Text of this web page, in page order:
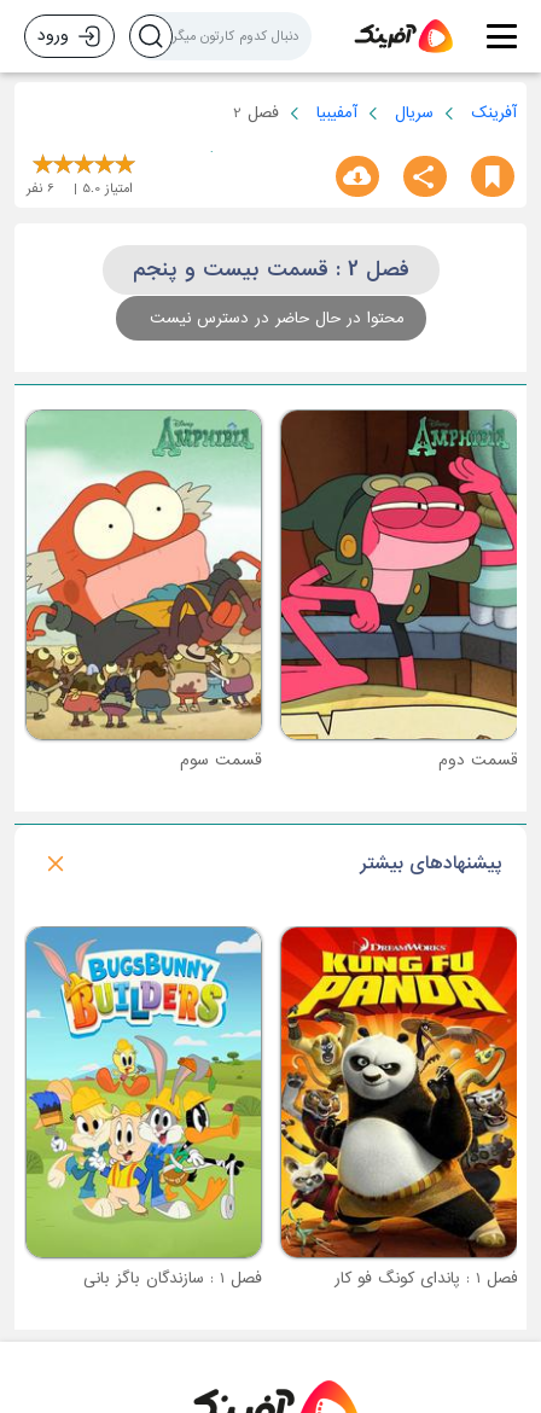
ورود
آفرینک سریال آمفیبیا فصل 2
امتیاز 5.0
6 نفر
فصل 2 : قسمت بیست و پنجم
محتوا در حال حاضر در دسترس نیست
قسمت دوم قسمت سوم
پیشنهادهای بیشتر
فصل 1 : پاندای کونگ فو کار فصل 1 : سازندگان باگز بانی